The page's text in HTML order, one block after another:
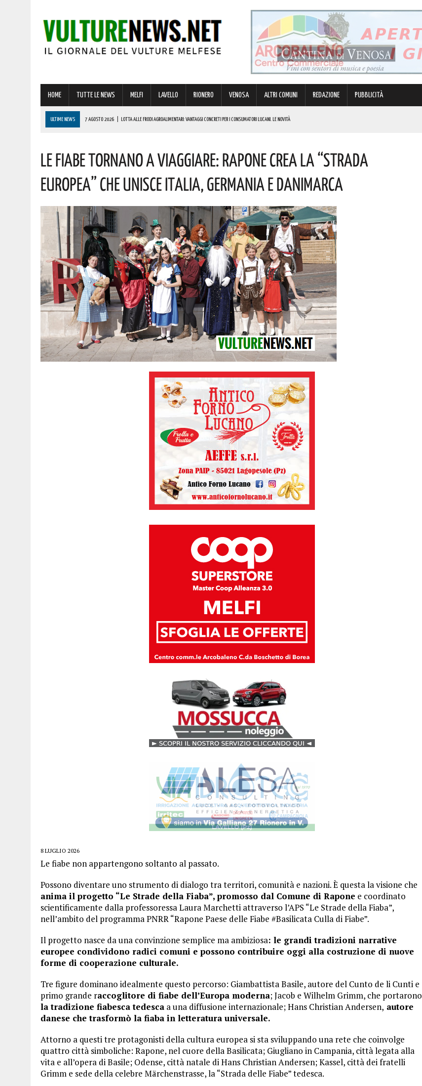
HOME TUTTE LE NEWS MELFI LAVELLO RIONERO VENOSA ALTRI COMUNI REDAZIONE PUBBLICITÀ
ULTIME NEWS 7 AGOSTO 2026 LOTTA ALLE FRODI AGROALIMENTARI: VANTAGGI CONCRETI PER I CONSUMATORI LUCANI. LE NOVITÀ
7 AGOSTO 2026 | GINESTRA PRONTA A CELEBRARE LA PATRONA, MARIA SS. DI COSTANTINOPOLI. ECCO IL PROGRAMMA
7 AGOSTO 2026 | SICCITÀ, PIÙ CARBURANTE AGRICOLO AGEVOLATO ALLE AZIENDE LUCANE: IL PROVVEDIMENTO
Le Fiabe Tornano A Viaggiare: Rapone Crea La “strada
Europea” Che Unisce Italia, Germania E Danimarca
8 LUGLIO 2026
Le fiabe non appartengono soltanto al passato.
Possono diventare uno strumento di dialogo tra territori, comunità e nazioni. È questa la visione che
anima il progetto “Le Strade della Fiaba”, promosso dal Comune di Rapone e coordinato
scientificamente dalla professoressa Laura Marchetti attraverso l’APS “Le Strade della Fiaba”,
nell’ambito del programma PNRR “Rapone Paese delle Fiabe #Basilicata Culla di Fiabe”.
Il progetto nasce da una convinzione semplice ma ambiziosa: le grandi tradizioni narrative
europee condividono radici comuni e possono contribuire oggi alla costruzione di nuove
forme di cooperazione culturale.
Tre figure dominano idealmente questo percorso: Giambattista Basile, autore del Cunto de li Cunti e
primo grande raccoglitore di fiabe dell’Europa moderna; Jacob e Wilhelm Grimm, che portarono
la tradizione fiabesca tedesca a una diffusione internazionale; Hans Christian Andersen, autore
danese che trasformò la fiaba in letteratura universale.
Attorno a questi tre protagonisti della cultura europea si sta sviluppando una rete che coinvolge
quattro città simboliche: Rapone, nel cuore della Basilicata; Giugliano in Campania, città legata alla
vita e all’opera di Basile; Odense, città natale di Hans Christian Andersen; Kassel, città dei fratelli
Grimm e sede della celebre Märchenstrasse, la “Strada delle Fiabe” tedesca.